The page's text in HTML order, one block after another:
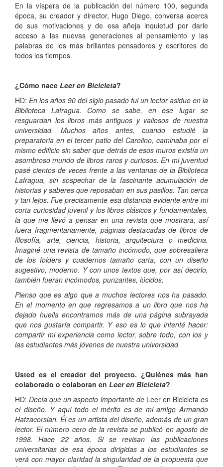
En la víspera de la publicación del número 100, segunda
época, su creador y director, Hugo Diego, conversa acerca
de sus motivaciones y de esa añeja inquietud por darle
acceso a las nuevas generaciones al pensamiento y las
palabras de los más brillantes pensadores y escritores de
todos los tiempos.
¿Cómo nace Leer en Bicicleta?
HD: En los años 90 del siglo pasado fui un lector asiduo en la
Biblioteca Lafragua. Como se sabe, en ese lugar se
resguardan los libros más antiguos y valiosos de nuestra
universidad. Muchos años antes, cuando estudié la
preparatoria en el tercer patio del Carolino, caminaba por el
mismo edificio sin saber que detrás de esos muros existía un
asombroso mundo de libros raros y curiosos. En mi juventud
pasé cientos de veces frente a las ventanas de la Biblioteca
Lafragua, sin sospechar de la fascinante acumulación de
historias y saberes que reposaban en sus pasillos. Tan cerca
y tan lejos. Fue precisamente esa distancia evidente entre mi
corta curiosidad juvenil y los libros clásicos y fundamentales,
la que me llevó a pensar en una revista que mostrara, así
fuera fragmentariamente, páginas destacadas de libros de
filosofía, arte, ciencia, historia, arquitectura o medicina.
Imaginé una revista de tamaño incómodo, que sobresaliera
de los folders y cuadernos tamaño carta, con un diseño
sugestivo, moderno. Y con unos textos que, por así decirlo,
también fueran incómodos, punzantes, lúcidos.
Pienso que es algo que a muchos lectores nos ha pasado.
En el momento en que regresamos a un libro que nos ha
dejado huella encontramos más de una página subrayada
que nos gustaría compartir. Y eso es lo que intenté hacer:
compartir mi experiencia como lector, sobre todo, con los y
las estudiantes más jóvenes de nuestra universidad.
Usted es el creador del proyecto. ¿Quiénes más han
colaborado o colaboran en Leer en Bicicleta?
HD:Decía que un aspecto importante de Leer en Bicicletaes
el diseño. Y aquí todo el mérito es de mi amigo Armando
Hatzacorsian. Él es un artista del diseño, además de un gran
lector. El número cero de la revista se publicó en agosto de
1998. Hace 22 años. Si se revisan las publicaciones
universitarias de esa época dirigidas a los estudiantes se
verá con mayor claridad la singularidad de la propuesta que